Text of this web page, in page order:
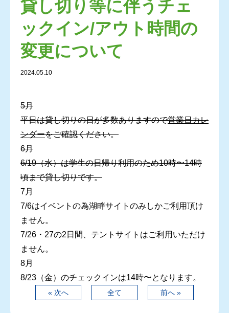
貸し切り等に伴うチェ
ックイン/アウト時間の
変更について
2024.05.10
5月
平日は貸し切りの日が多数ありますので営業日カレ
ンダーをご確認ください。
6月
6/19（水）は学生の日帰り利用のため10時〜14時
頃まで貸し切りです。
7月
7/6はイベントの為湖畔サイトのみしかご利用頂け
ません。
7/26・27の2日間、テントサイトはご利用いただけ
ません。
8月
8/23（金）のチェックインは14時〜となります。
« 次へ 全て 前へ »